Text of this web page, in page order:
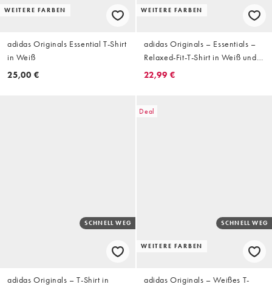
WEITERE FARBEN
adidas Originals Essential T-Shirt
in Weiß
25,00 €
WEITERE FARBEN
adidas Originals – Essentials –
Relaxed-Fit-T-Shirt in Weiß und
Grün
22,99 €
SCHNELL WEG
adidas Originals – T-Shirt in
Deal
WEITERE FARBEN
SCHNELL WEG
adidas Originals – Weißes T-